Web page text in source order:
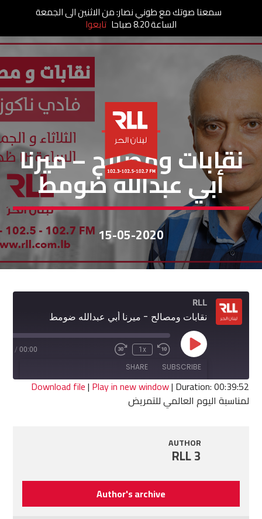
نقابات ومصالح
نقابات ومصالح – ميرنا
أبي عبدالله ضومط
15-05-2020
RLL
نقابات ومصالح - ميرنا أبي عبدالله ضومط
Play
Episode
Rewind
10
Seconds
1x
Fast
seconds
00:00
/
SUBSCRIBE
SHARE
SHARE
Download file| Play in new window| Duration: 00:39:52
لمناسبة اليوم العالمي للتمريض
AUTHOR
RLL 3
Author's archive
سمعنا صوتك مع طوني نصار: من الاثنين الى الجمعة
الساعة 8.20 صباحا تابعوا